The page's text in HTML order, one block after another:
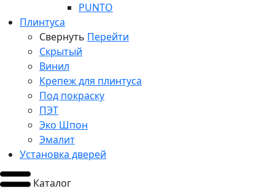
PUNTO
Плинтуса
Свернуть Перейти
Скрытый
Винил
Крепеж для плинтуса
Под покраску
ПЭТ
Эко Шпон
Эмалит
Установка дверей
Каталог